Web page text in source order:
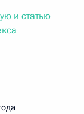
и статью